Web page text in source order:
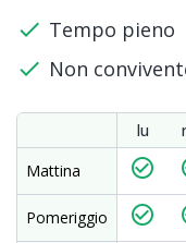
check Tempo pieno
check Non
lu
Mattina
check_circle_outline
Pomeriggio check_circle_outline